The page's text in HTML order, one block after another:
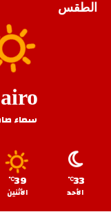
الطقس
سماء
33
℃
الأحد
39
℃
الأثنين